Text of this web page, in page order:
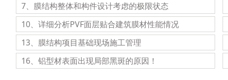
7、膜结构整体和构件设计考虑的极限状态
10、详细分析PVF面层贴合建筑膜材性能情况
13、膜结构项目基础现场施工管理
16、铝型材表面出现局部黑斑的原因！